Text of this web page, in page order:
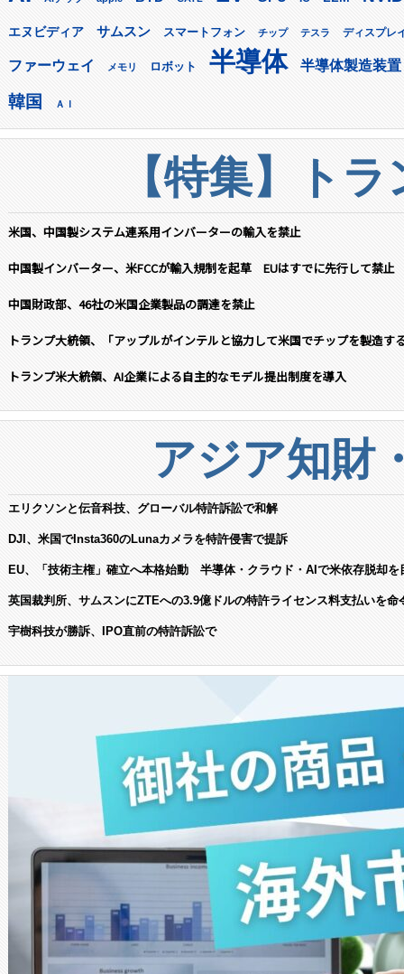
エヌビディア サムスン スマートフォン チップ テスラ ディスプレ
ファーウェイ メモリ ロボット 半導体 半導体製造装置
韓国 ＡＩ
【特集】ト
米国、中国製システム連系用インバーターの輸入を禁止
中国製インバーター、米FCCが輸入規制を起草 EUはすでに先行して禁止
中国財政部、46社の米国企業製品の調達を禁止
トランプ大統領、「アップルがインテルと協力して米国でチップを製造す
トランプ米大統領、AI企業による自主的なモデル提出制度を導入
アジア知財
エリクソンと伝音科技、グローバル特許訴訟で和解
DJI、米国でInsta360のLunaカメラを特許侵害で提訴
EU、「技術主権」確立へ本格始動 半導体・クラウド・AIで米依存脱却を
英国裁判所、サムスンにZTEへの3.9億ドルの特許ライセンス料支払いを命
宇樹科技が勝訴、IPO直前の特許訴訟で